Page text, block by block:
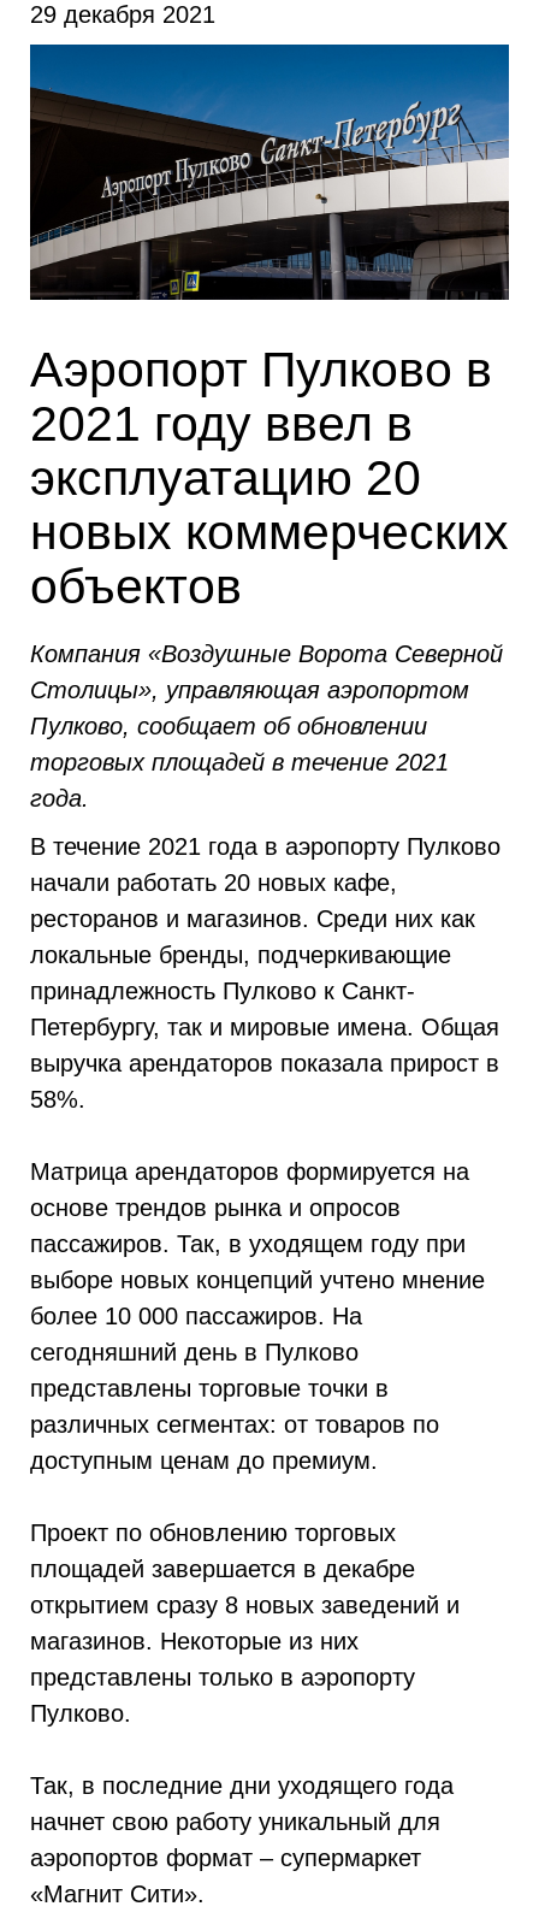
29 декабря 2021
Аэропорт Пулково в
2021 году ввел в
эксплуатацию 20
новых коммерческих
объектов
Компания «Воздушные Ворота Северной
Столицы», управляющая аэропортом
Пулково, сообщает об обновлении
торговых площадей в течение 2021
года.
В течение 2021 года в аэропорту Пулково
начали работать 20 новых кафе,
ресторанов и магазинов. Среди них как
локальные бренды, подчеркивающие
принадлежность Пулково к Санкт-
Петербургу, так и мировые имена. Общая
выручка арендаторов показала прирост в
58%.
Матрица арендаторов формируется на
основе трендов рынка и опросов
пассажиров. Так, в уходящем году при
выборе новых концепций учтено мнение
более 10 000 пассажиров. На
сегодняшний день в Пулково
представлены торговые точки в
различных сегментах: от товаров по
доступным ценам до премиум.
Проект по обновлению торговых
площадей завершается в декабре
открытием сразу 8 новых заведений и
магазинов. Некоторые из них
представлены только в аэропорту
Пулково.
Так, в последние дни уходящего года
начнет свою работу уникальный для
аэропортов формат – супермаркет
«Магнит Сити».